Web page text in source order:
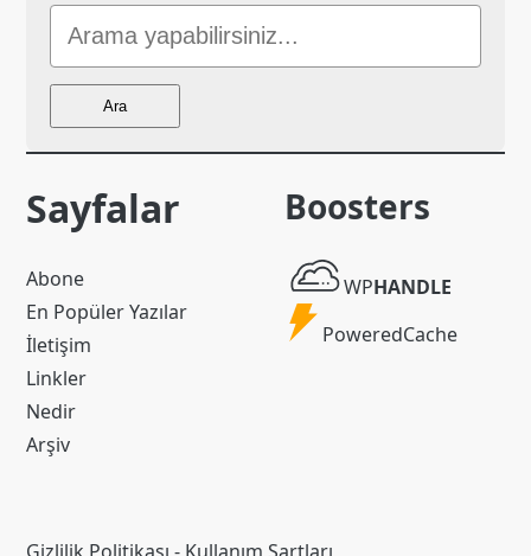
Sitede
Ara
Ara
Sayfalar
Abone
En Popüler Yazılar
İletişim
Linkler
Nedir
Arşiv
Boosters
WP
Handle
WPHANDLE
Powered
PoweredCache